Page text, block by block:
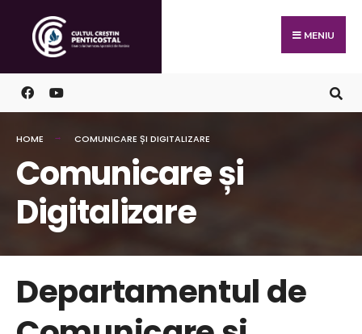
MENIU
HOME COMUNICARE ȘI DIGITALIZARE
Comunicare și
Digitalizare
Departamentul de